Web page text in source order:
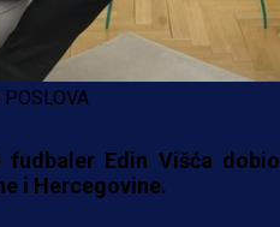
fudbaler Edin Višća
i Hercegovine.